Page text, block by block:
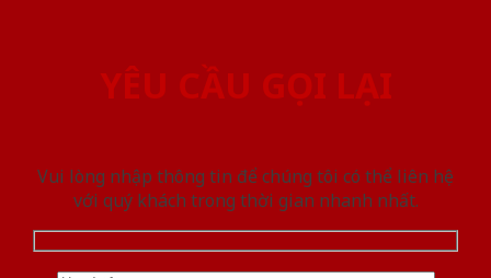
YÊU CẦU GỌI LẠI
Vui lòng nhập thông tin để chúng tôi có thể liên hệ
với quý khách trong thời gian nhanh nhất.